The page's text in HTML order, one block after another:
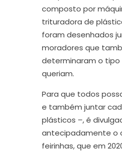
composto por
trituradora de
foram desenhados
moradores que
determinaram o
queriam.
Para que todos
e também juntar
plásticos –, é
antecipadamente o
feirinhas, que em